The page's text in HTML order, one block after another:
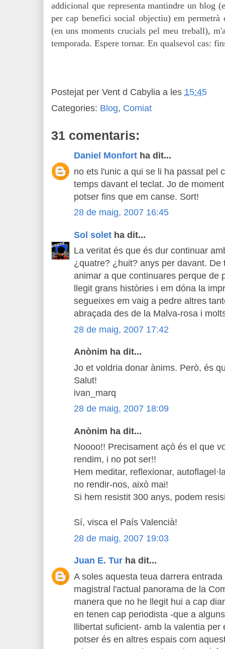
addicional que representa mantindre un blog
per cap benefici social objectiu) em permetrà
(en uns moments crucials pel meu treball),
temporada. Espere tornar. En qualsevol cas:
Postejat per Vent d Cabylia a les 15:45
Categories: Blog, Comiat
31 comentaris:
Daniel Monfort ha dit...
no ets l'unic a qui se li ha passat pel
temps davant el teclat. Jo de
potser fins que em canse. Sort!
28 de maig, 2007 16:45
Sol solet ha dit...
La veritat és que és dur continuar
¿quatre? ¿huit? anys per davant. De
animar a que continuares perque de
llegit grans històries i em dóna la
segueixes em vaig a pedre altres
abraçada des de la Malva-rosa i
28 de maig, 2007 17:42
Anònim ha dit...
Jo et voldria donar ànims. Però, és
Salut!
ivan_marq
28 de maig, 2007 18:09
Anònim ha dit...
Noooo!! Precisament açò és el que
rendim, i no pot ser!!
Hem meditar, reflexionar,
no rendir-nos, això mai!
Si hem resistit 300 anys, podem
Sí, visca el País Valencià!
28 de maig, 2007 19:03
Juan E. Tur ha dit...
A soles aquesta teua darrera
magistral l'actual panorama de la
manera que no he llegit hui a cap
en tenen cap periodista -que a
llibertat suficient- amb la valentia per
potser és en altres espais com